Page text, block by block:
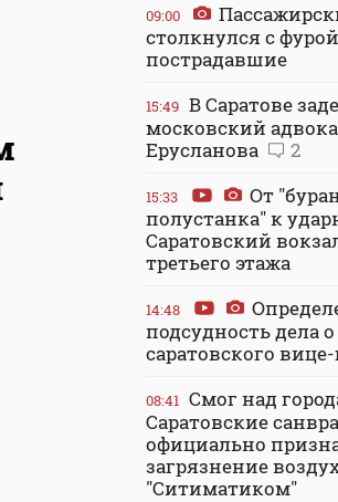
09:00
столкнулся с
пострадавшие
15:49 В Саратове
московский
Ерусланова
2
15:33
От
полустанка" к
Саратовский
третьего этажа
14:48
подсудность дела
саратовского
08:41 Смог над
Саратовские
официально
загрязнение
"Ситиматиком"